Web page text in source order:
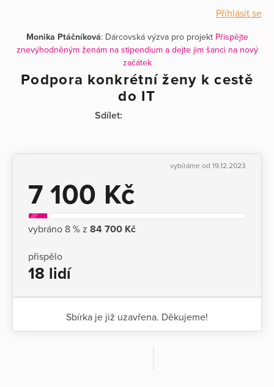
Přihlásit se
Monika Ptáčníková: Dárcovská výzva pro projekt Přispějte
znevýhodněným ženám na stipendium a dejte jim šanci na nový
začátek
Podpora konkrétní ženy k cestě
do IT
Sdílet:
vybíráme od 19.12.2023
7 100 Kč
vybráno 8 % z 84 700 Kč
přispělo
18 lidí
Sbírka je již uzavřena. Děkujeme!